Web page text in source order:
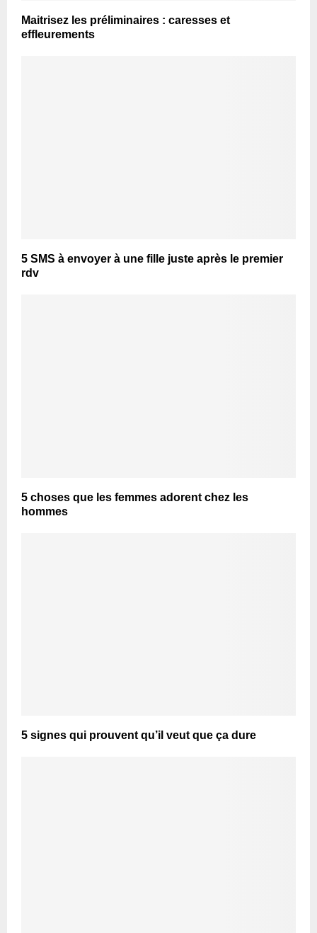
Maitrisez les préliminaires : caresses et
effleurements
5 SMS à envoyer à une fille juste après le premier
rdv
5 choses que les femmes adorent chez les
hommes
5 signes qui prouvent qu’il veut que ça dure